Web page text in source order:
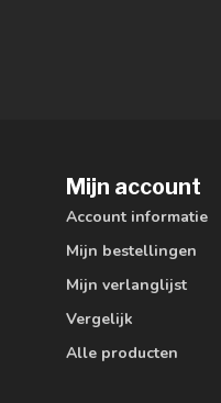
Mijn account
Account informatie
Mijn bestellingen
Mijn verlanglijst
Vergelijk
Alle producten